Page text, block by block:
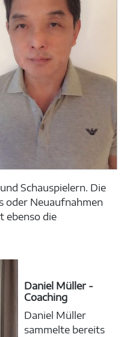
Schauspielern. Die
oder Neuaufnahmen
ebenso die
Daniel Müller -
Coaching
Daniel Müller
sammelte bereits